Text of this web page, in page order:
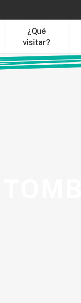
¿Qué
visitar?